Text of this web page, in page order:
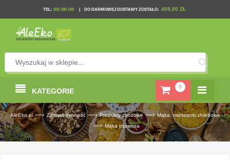
TEL: 602 490 100 DO DARMOWEJ DOSTAWY ZOSTAŁO: 499,00 ZŁ
0
KATEGORIE
AleEko.pl —› Zdrowa żywność —› Produkty zbożowe —› Mąka, mieszanki chlebowe
—› Mąka pszenna